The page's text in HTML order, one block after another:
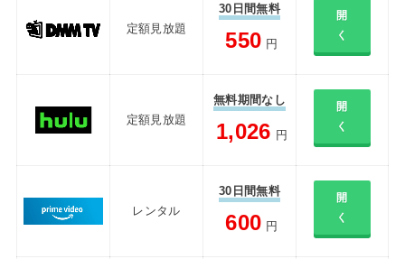
定額見放題
30日間無料
550 円
開
く
定額見放題
無料期間なし
1,026 円
開
く
レンタル
30日間無料
600 円
開
く